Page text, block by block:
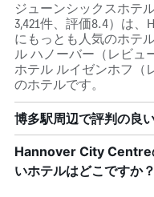
ジューンシックスホテ
3,421件、評価8.4）は
にもっとも人気のホテ
ル ハノーバー（レビュ
ホテル ルイゼンホフ（
のホテルです。
博多駅周辺で評判の良
Hannover City Centre
いホテルはどこですか？